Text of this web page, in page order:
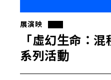
展演映
「虛幻生命：混
系列活動